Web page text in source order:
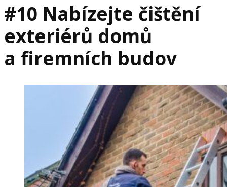
#10 Nabízejte čištění
exteriérů domů
a firemních budov